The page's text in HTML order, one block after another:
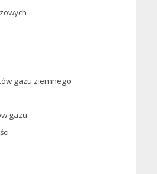
gazu ziemnego
gazu